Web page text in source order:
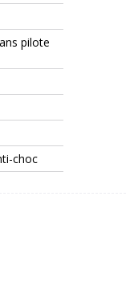
pilote
choc